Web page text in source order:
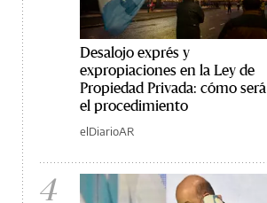
Desalojo exprés y
expropiaciones en la Ley de
Propiedad Privada: cómo será
el procedimiento
elDiarioAR
4